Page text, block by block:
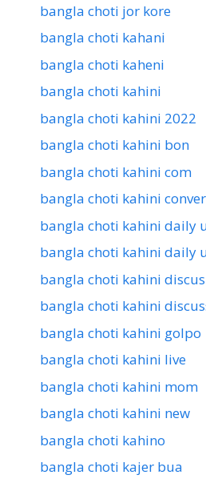
bangla choti jor kore
bangla choti kahani
bangla choti kaheni
bangla choti kahini
bangla choti kahini 2022
bangla choti kahini bon
bangla choti kahini com
bangla choti kahini
bangla choti kahini daily
bangla choti kahini daily
bangla choti kahini discus
bangla choti kahini
bangla choti kahini golpo
bangla choti kahini live
bangla choti kahini mom
bangla choti kahini new
bangla choti kahino
bangla choti kajer bua